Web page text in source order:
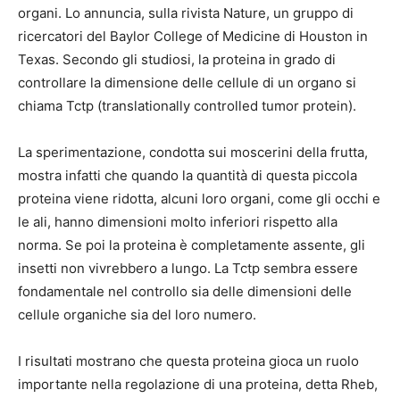
organi. Lo annuncia, sulla rivista Nature, un gruppo di
ricercatori del Baylor College of Medicine di Houston in
Texas. Secondo gli studiosi, la proteina in grado di
controllare la dimensione delle cellule di un organo si
chiama Tctp (translationally controlled tumor protein).
La sperimentazione, condotta sui moscerini della frutta,
mostra infatti che quando la quantità di questa piccola
proteina viene ridotta, alcuni loro organi, come gli occhi e
le ali, hanno dimensioni molto inferiori rispetto alla
norma. Se poi la proteina è completamente assente, gli
insetti non vivrebbero a lungo. La Tctp sembra essere
fondamentale nel controllo sia delle dimensioni delle
cellule organiche sia del loro numero.
I risultati mostrano che questa proteina gioca un ruolo
importante nella regolazione di una proteina, detta Rheb,